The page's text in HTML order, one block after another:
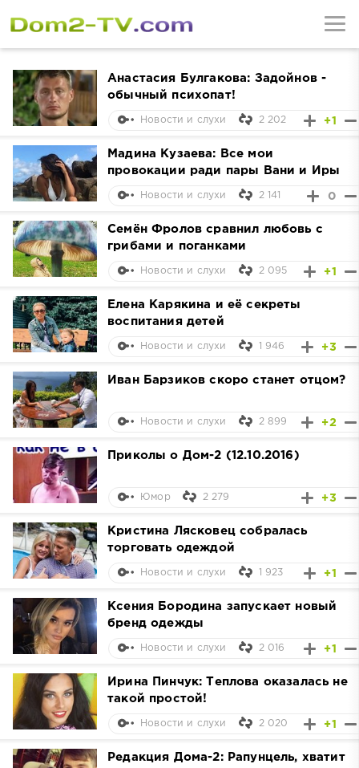
Анастасия Булгакова: Задойнов -
обычный психопат!
+1
Новости и слухи 2 202
Мадина Кузаева: Все мои
провокации ради пары Вани и Иры
0
Новости и слухи 2 141
Семён Фролов сравнил любовь с
грибами и поганками
+1
Новости и слухи 2 095
Елена Карякина и её секреты
воспитания детей
+3
Новости и слухи 1 946
Иван Барзиков скоро станет отцом?
+2
Новости и слухи 2 899
Приколы о Дом-2 (12.10.2016)
+3
Юмор 2 279
Кристина Лясковец собралась
торговать одеждой
+1
Новости и слухи 1 923
Ксения Бородина запускает новый
бренд одежды
+1
Новости и слухи 2 016
Ирина Пинчук: Теплова оказалась не
такой простой!
+1
Новости и слухи 2 020
Редакция Дома-2: Рапунцель, хватит